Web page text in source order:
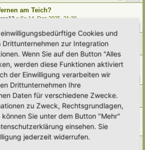
am Teich?
« So 14. Dez 2025, 21:20
von Frank Schröder
Simbienchen «Mo 8. Dez 2025, 10:44
Thea
Di 5. Aug 2025, 13:46
«Sa 2. Aug 2025, 14:34
RonB «Sa 24. Mai 2025, 09:51
Sumpfbeet von "ReNature"
Cookies und
Drittunternehmen zur Integration
Wenn Sie auf den Button "Alles
werden diese Funktionen aktiviert
der Einwilligung verarbeiten wir
Drittunternehmen Ihre
Daten für verschiedene Zwecke.
zu Zweck, Rechtsgrundlagen,
Sie unter dem Button "Mehr"
einsehen. Sie
jederzeit widerrufen.